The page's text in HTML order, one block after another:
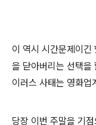
이 역시 시간문제이
을 닫아버리는 선택을
이러스 사태는 영화업
당장 이번 주말을 기